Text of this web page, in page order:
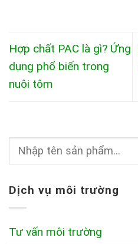
Hợp chất PAC là gì? Ứng
dụng phổ biến trong
nuôi tôm
Dịch vụ môi trường
Tư vấn môi trường